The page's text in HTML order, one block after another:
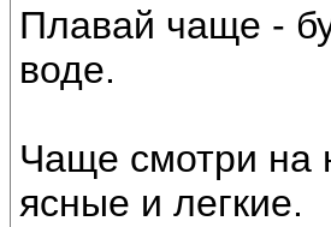
Плавай чаще -
воде.
Чаще смотри на
ясные и легкие.